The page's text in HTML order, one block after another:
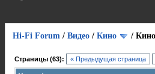
Hi-Fi Forum / Видео / Кино /
Страницы (63): « Предыдущая страница